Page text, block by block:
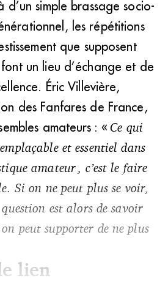
d’un simple brassage socio-
les répétitions
que supposent
font un lieu d’échange et de
Éric Villevière,
des Fanfares de France,
amateurs : «Ce qui
et essentiel dans
amateur , c’est le faire
Si on ne peut plus se voir,
est alors de savoir
peut supporter de ne plus
lien